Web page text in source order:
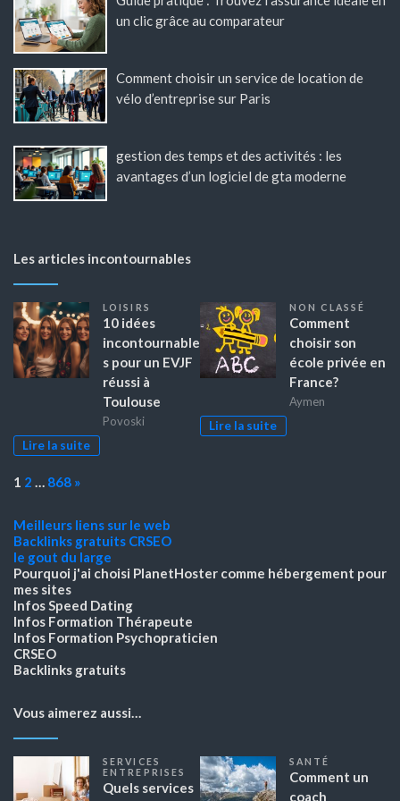
un clic grâce au comparateur
Comment choisir un service de location de
vélo d’entreprise sur Paris
gestion des temps et des activités : les
avantages d’un logiciel de gta moderne
Les articles incontournables
LOISIRS
10 idées
incontournable
s pour un EVJF
réussi à
Toulouse
Povoski
Lire la suite
NON CLASSÉ
Comment
choisir son
école privée en
France?
Aymen
Lire la suite
Page:
1 2 … 868 Next
»
Meilleurs liens sur le web
Backlinks gratuits CRSEO
le gout du large
Pourquoi j'ai choisi PlanetHoster comme hébergement pour
mes sites
Infos Speed Dating
Infos Formation Thérapeute
Infos Formation Psychopraticien
CRSEO
Backlinks gratuits
Vous aimerez aussi…
SERVICES
ENTREPRISES
Quels services
SANTÉ
Comment un
coach